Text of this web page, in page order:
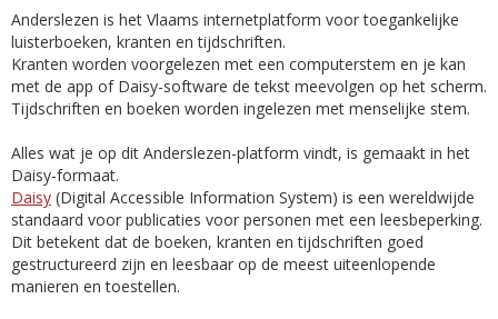
Anderslezen is het Vlaams internetplatform voor toegankelijke
luisterboeken, kranten en tijdschriften.
Kranten worden voorgelezen met een computerstem en je kan
met de app of Daisy-software de tekst meevolgen op het scherm.
Tijdschriften en boeken worden ingelezen met menselijke stem.
Alles wat je op dit Anderslezen-platform vindt, is gemaakt in het
Daisy-formaat.
Daisy (Digital Accessible Information System) is een wereldwijde
standaard voor publicaties voor personen met een leesbeperking.
Dit betekent dat de boeken, kranten en tijdschriften goed
gestructureerd zijn en leesbaar op de meest uiteenlopende
manieren en toestellen.